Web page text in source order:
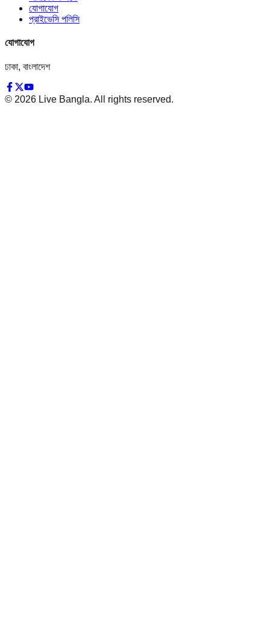
যোগাযোগ
প্রাইভেসি পলিসি
যোগাযোগ
ঢাকা, বাংলাদেশ
© 2026 Live Bangla. All rights reserved.